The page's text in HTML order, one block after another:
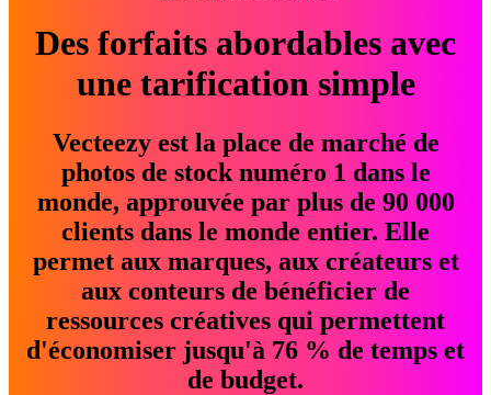
Des forfaits abordables avec
une tarification simple
Vecteezy est la place de marché de
photos de stock numéro 1 dans le
monde, approuvée par plus de 90 000
clients dans le monde entier. Elle
permet aux marques, aux créateurs et
aux conteurs de bénéficier de
ressources créatives qui permettent
d'économiser jusqu'à 76 % de temps et
de budget.